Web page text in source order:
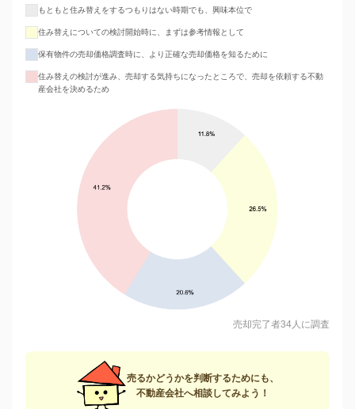
もともと住み替えをするつもりはない時期でも、興味本位で
住み替えについての検討開始時に、まずは参考情報として
保有物件の売却価格調査時に、より正確な売却価格を知るために
住み替えの検討が進み、売却する気持ちになったところで、売却を依頼する不動
産会社を決めるため
売却完了者34人に調査
売るかどうかを判断するためにも、
不動産会社へ相談してみよう！